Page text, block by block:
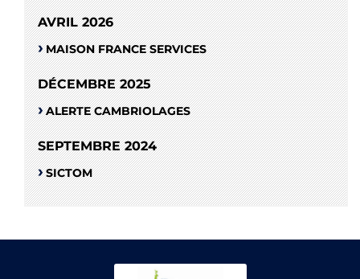
AVRIL 2026
MAISON FRANCE SERVICES
DÉCEMBRE 2025
ALERTE CAMBRIOLAGES
SEPTEMBRE 2024
SICTOM